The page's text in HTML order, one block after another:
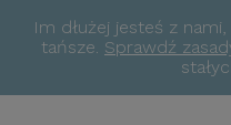
Im dłużej jesteś z
tańsze. Sprawdź